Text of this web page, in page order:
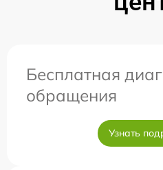
Бесплатная
обращения
Узнать